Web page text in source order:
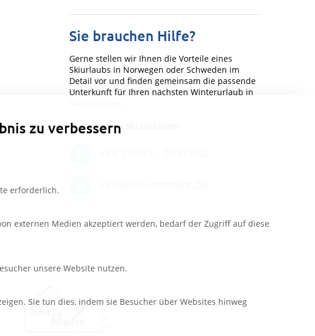
Sie brauchen Hilfe?
Gerne stellen wir Ihnen die Vorteile eines
Skiurlaubs in Norwegen oder Schweden im
Detail vor und finden gemeinsam die passende
Unterkunft für Ihren nächsten Winterurlaub in
Ihr Team von Ski und Mehr
zu verbessern
erforderlich.
externen Medien akzeptiert werden, bedarf der Zugriff auf diese
unsere Website nutzen.
Sie tun dies, indem sie Besucher über Websites hinweg